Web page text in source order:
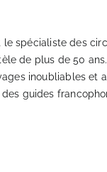
spécialiste des
de plus de 50
inoubliables et
guides